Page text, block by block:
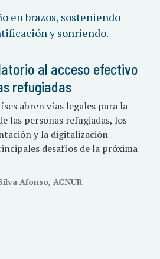
al acceso efectivo
refugiadas
abren vías legales para la
las personas refugiadas, los
y la digitalización
desafíos de la próxima
Afonso, ACNUR